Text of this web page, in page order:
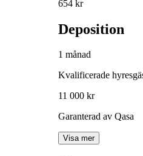
654 kr
Deposition
1 månad
Kvalificerade
11 000 kr
Garanterad av Qasa
Visa mer